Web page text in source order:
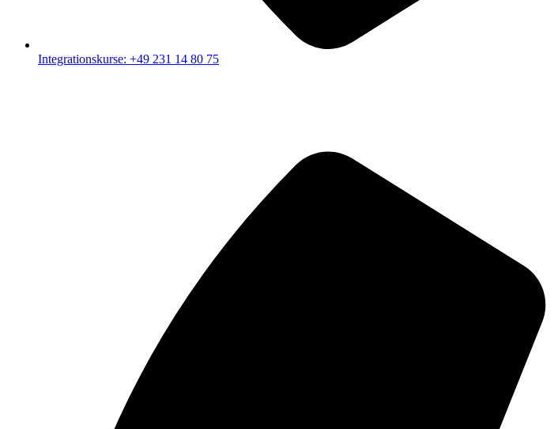
Integrationskurse: +49 231 14 80 75